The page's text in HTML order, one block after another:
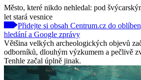
Město, které nikdo nehledal: pod
let stará vesnice
Přidejte si obsah Centrum.cz do
hledání a Google zprávy
Většina velkých archeologických objevů
odborníků, dlouhým výzkumem a pečlivě
Tenhle začal úplně jinak.